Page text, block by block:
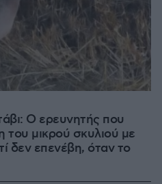
Ο ερευνητής που
μικρού σκυλιού με
δεν επενέβη, όταν το